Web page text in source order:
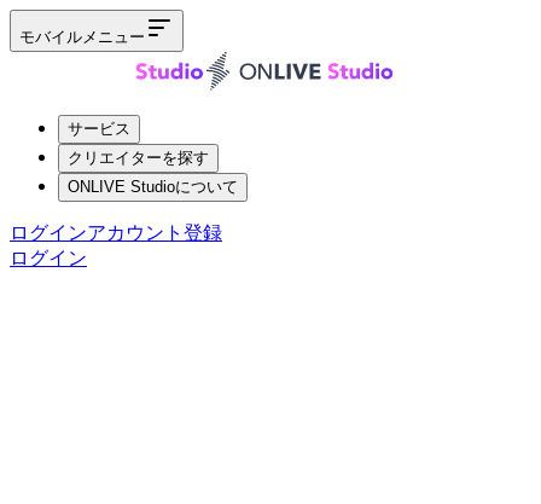
モバイルメニュー
サービス
クリエイターを探す
ONLIVE Studioについて
ログインアカウント登録
ログイン